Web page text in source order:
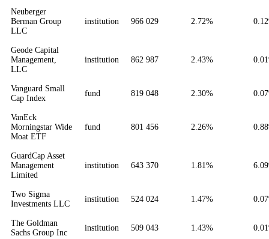
Neuberger
Berman Group
LLC
institution 966 029 2.72%
Geode Capital
Management,
LLC
institution 862 987 2.43%
Vanguard Small
Cap Index
fund 819 048 2.30%
VanEck
Morningstar Wide
Moat ETF
fund 801 456 2.26%
GuardCap Asset
Management
Limited
institution 643 370 1.81%
Two Sigma
Investments LLC
institution 524 024 1.47%
The Goldman
Sachs Group Inc
institution 509 043 1.43%